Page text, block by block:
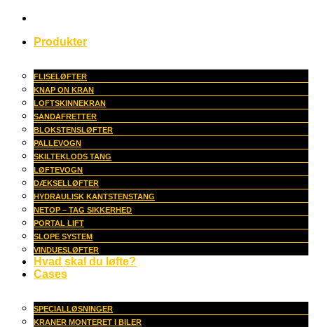
Produkter
FLISELØFTER
KNAP ON KRAN
LOFTSKINNEKRAN
SANDAFRETTER
BLOKSTENSLØFTER
PALLEVOGN
SKILTEKLODS TANG
LØFTEVOGN
DÆKSELLØFTER
HYDRAULISK KANTSTENSTANG
NETOP – TAG SIKKERHED
PORTAL LIFT
SLOPE SYSTEM
VINDUESLØFTER
Hvad skal du løfte?
Cases
SPECIALLØSNINGER
KRANER MONTERET I BILER